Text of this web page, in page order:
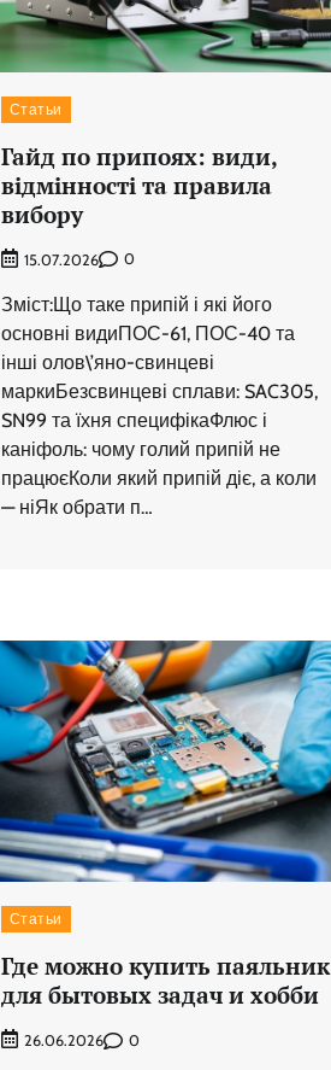
Статьи
Гайд по припоях: види,
відмінності та правила
вибору
15.07.2026 0
Зміст:Що таке припій і які його
основні видиПОС-61, ПОС-40 та
інші олов\’яно-свинцеві
маркиБезсвинцеві сплави: SAC305,
SN99 та їхня специфікаФлюс і
каніфоль: чому голий припій не
працюєКоли який припій діє, а коли
— ніЯк обрати п…
Статьи
Где можно купить паяльник
для бытовых задач и хобби
26.06.2026 0